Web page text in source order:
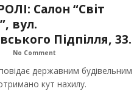
Салон “Світ
вул.
Підпілля, 33.
No Comment
державним будівельним
кут нахилу.